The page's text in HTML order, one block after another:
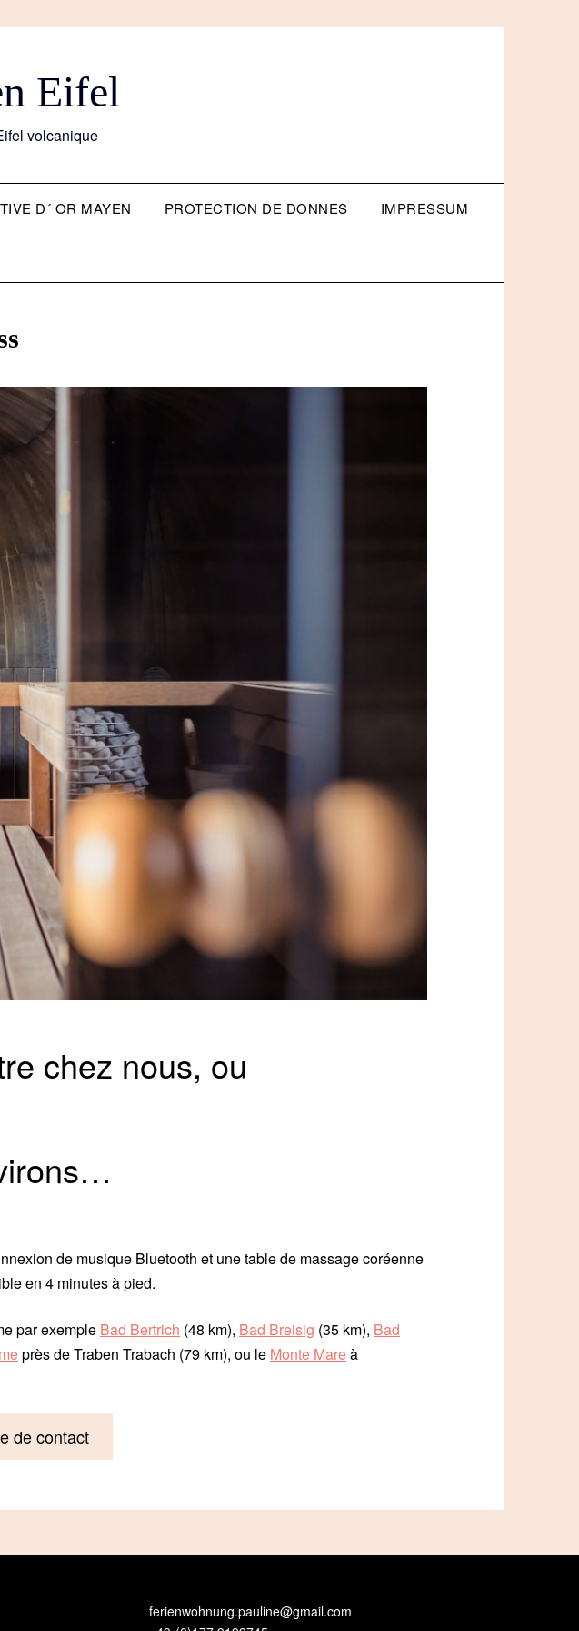
Eifel
volcanique
D´ OR MAYEN PROTECTION DE DONNES IMPRESSUM
chez nous, ou
de musique Bluetooth et une table de massage coréenne
en 4 minutes à pied.
par exemple Bad Bertrich (48 km), Bad Breisig (35 km), Bad
près de Traben Trabach (79 km), ou le Monte Mareà
de contact
ferienwohnung.pauline@gmail.com